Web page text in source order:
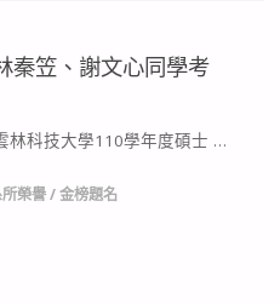
秦笠、謝文心同學考
林科技大學110學年度碩士 …
所榮譽/金榜題名